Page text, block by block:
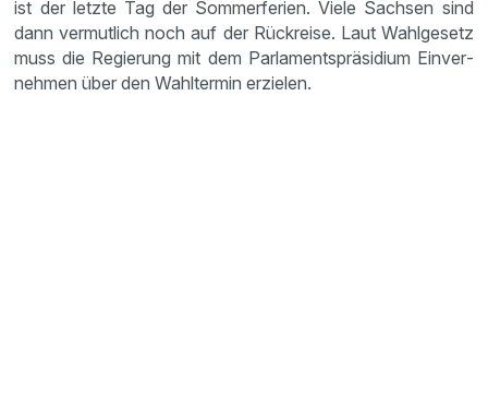
ist der letzte Tag der Sommer­fe­rien. Viele Sachsen sind
dann vermut­lich noch auf der Rückreise. Laut Wahlge­setz
muss die Regie­rung mit dem Parla­ments­prä­si­dium Einver­
nehmen über den Wahltermin erzielen.